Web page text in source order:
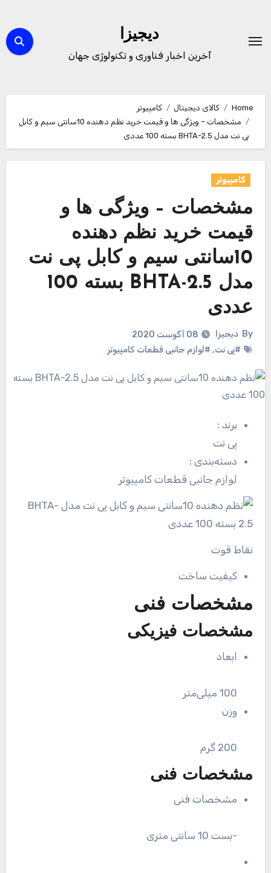
content
دیجیزا
آخرین اخبار فناوری و تکنولوژی جهان
Home کالای دیجیتال
کامپیوتر
مشخصات – ویژگی ها و قیمت خرید نظم دهنده 10سانتی سیم و کابل
پی نت مدل BHTA-2.5 بسته 100 عددی
کامپیوتر
مشخصات – ویژگی ها و
قیمت خرید نظم دهنده
10سانتی سیم و کابل پی نت
مدل BHTA-2.5 بسته 100
عددی
By دیجیزا
08 آگوست 2020
#پی نت, #لوازم جانبی قطعات کامپیوتر
برند:
پی نت
دسته‌بندی:
لوازم جانبی قطعات کامپیوتر
نقاط قوت
کیفیت ساخت
مشخصات فنی
مشخصات فیزیکی
ابعاد
100 میلی‌متر
وزن
200 گرم
مشخصات فنی
مشخصات فنی
-بست 10 سانتی متری